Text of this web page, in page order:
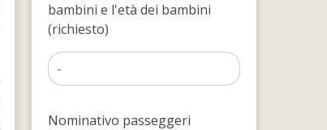
bambini e l'età dei bambini
(richiesto)
Nominativo passeggeri